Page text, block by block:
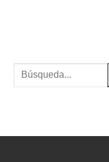
Buscar
por: